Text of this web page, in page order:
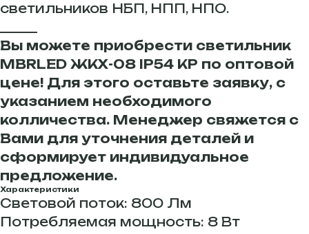
светильников НБП, НПП, НПО.
Вы можете приобрести светильник
MBRLED ЖКХ-08 IP54 КР по оптовой
цене! Для этого оставьте заявку, с
указанием необходимого
колличества. Менеджер свяжется с
Вами для уточнения деталей и
сформирует индивидуальное
предложение.
Характеристики
Световой поток: 800 Лм
Потребляемая мощность: 8 Вт